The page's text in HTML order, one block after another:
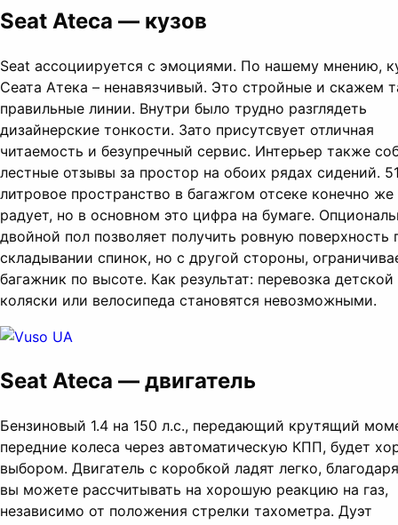
Seat Ateca — кузов
Seat ассоциируется с эмоциями. По нашему мнению,
Сеата Атека – ненавязчивый. Это стройные и скажем
правильные линии. Внутри было трудно разглядеть
дизайнерские тонкости. Зато присутсвует отличная
читаемость и безупречный сервис. Интерьер также
лестные отзывы за простор на обоих рядах сидений.
литровое пространство в багажгом отсеке конечно же
радует, но в основном это цифра на бумаге.
двойной пол позволяет получить ровную поверхность
складывании спинок, но с другой стороны,
багажник по высоте. Как результат: перевозка детской
коляски или велосипеда становятся невозможными.
Seat Ateca — двигатель
Бензиновый 1.4 на 150 л.с., передающий крутящий
передние колеса через автоматическую КПП, будет
выбором. Двигатель с коробкой ладят легко,
вы можете рассчитывать на хорошую реакцию на газ,
независимо от положения стрелки тахометра. Дуэт